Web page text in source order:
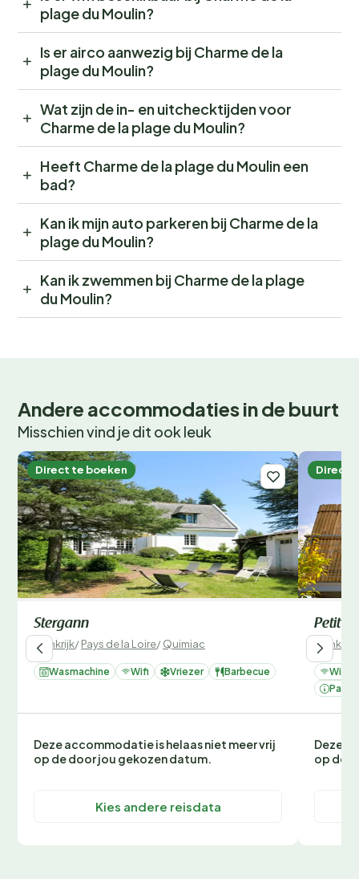
plage du Moulin?
Is er airco aanwezig bij Charme de la
plage du Moulin?
Wat zijn de in- en uitchecktijden voor
Charme de la plage du Moulin?
Heeft Charme de la plage du Moulin een
bad?
Kan ik mijn auto parkeren bij Charme de la
plage du Moulin?
Kan ik zwemmen bij Charme de la plage
du Moulin?
Andere accommodaties in de buurt
Misschien vind je dit ook leuk
Direct te boeken
Stergann
Frankrijk/Pays de la Loire/Quimiac
Wasmachine Wifi Vriezer Barbecue
Deze accommodatie is helaas niet meer vrij
op de door jou gekozen datum.
Kies andere reisdata
Direct
Petit
Frankrijk
Wifi
Deze
op de